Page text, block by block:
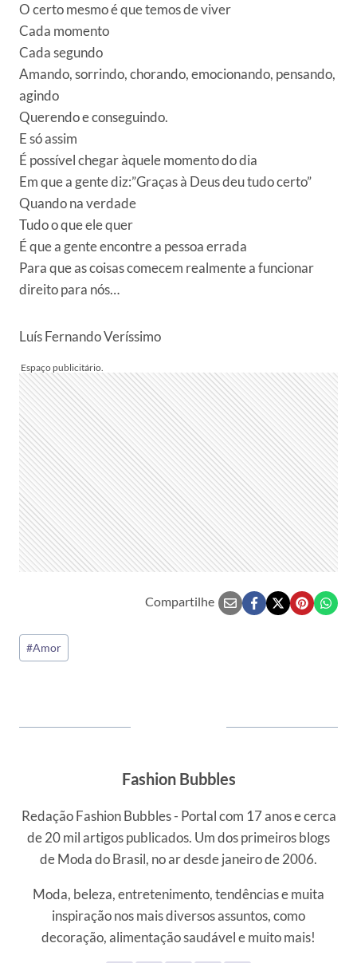
O certo mesmo é que temos de viver
Cada momento
Cada segundo
Amando, sorrindo, chorando, emocionando, pensando,
agindo
Querendo e conseguindo.
E só assim
É possível chegar àquele momento do dia
Em que a gente diz:”Graças à Deus deu tudo certo”
Quando na verdade
Tudo o que ele quer
É que a gente encontre a pessoa errada
Para que as coisas comecem realmente a funcionar
direito para nós…
Luís Fernando Veríssimo
Compartilhe
Tags
do
#Amor
Fashion Bubbles
Redação Fashion Bubbles - Portal com 17 anos e cerca
de 20 mil artigos publicados. Um dos primeiros blogs
de Moda do Brasil, no ar desde janeiro de 2006.
Moda, beleza, entretenimento, tendências e muita
inspiração nos mais diversos assuntos, como
decoração, alimentação saudável e muito mais!